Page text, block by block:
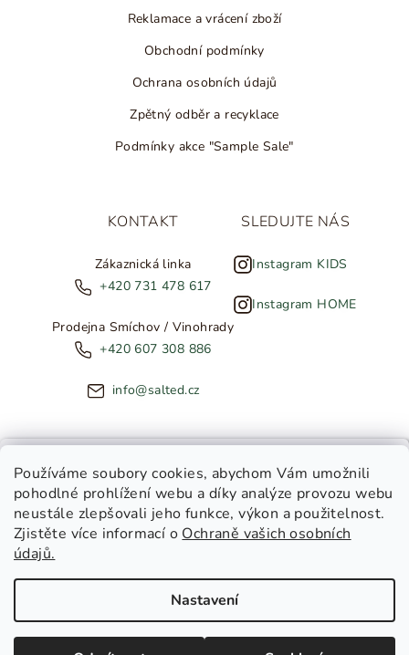
Používáme soubory cookies, abychom Vám umožnili
pohodlné prohlížení webu a díky analýze provozu webu
neustále zlepšovali jeho funkce, výkon a použitelnost.
Zjistěte více informací o Ochraně vašich osobních
údajů.
Nastavení
Reklamace a vrácení zboží
Obchodní podmínky
Ochrana osobních údajů
Zpětný odběr a recyklace
Podmínky akce "Sample Sale"
KONTAKT
Zákaznická linka
+420 731 478 617
Prodejna Smíchov / Vinohrady
+420 607 308 886
info@salted.cz
SLEDUJTE NÁS
Instagram KIDS
Instagram HOME
Copyright 2026SALTED. Všechna práva vyhrazena.Upravit
nastavení cookies
NOVINKY ZE SALTED
Toužíte dostávat novinky z
Salted Home
Salted Kids & Home
Chci být v obraze!